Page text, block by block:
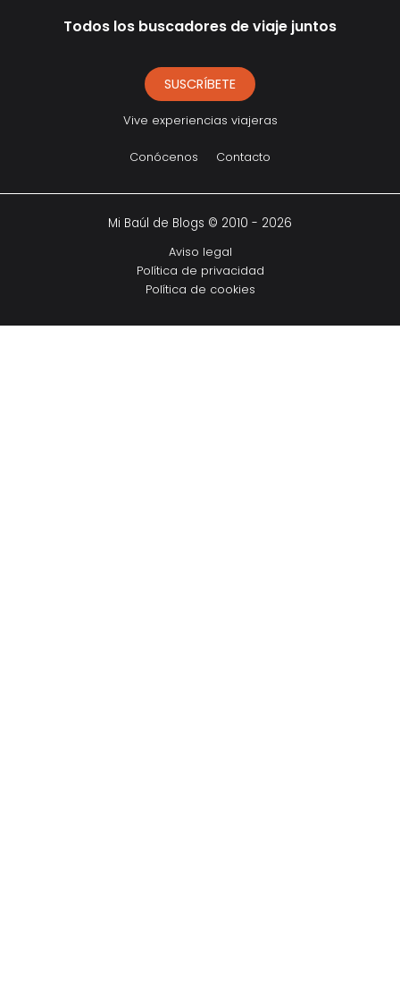
Todos los buscadores de viaje juntos
SUSCRÍBETE
Vive experiencias viajeras
Conócenos Contacto
Mi Baúl de Blogs © 2010 - 2026
Aviso legal
Política de privacidad
Política de cookies